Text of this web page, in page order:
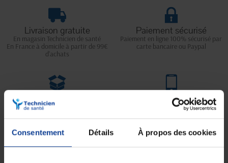
Consentement Détails À propos des cookies
Livraison gratuite
En magasin Technicien de santé
En France à domicile à partir de 99€
d'achats
Paiement sécurisé
Paiement en ligne 100% sécurisé par
carte bancaire ou Paypal
Expédition
soignée et discrète
Service client
Lundi au jeudi : 9h à 12h30 - 13h30 à